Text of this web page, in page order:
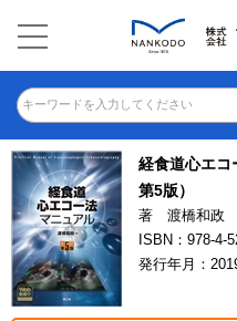
キーワードを入力してください
経食道心エ
第5版）
著 渡橋和政
ISBN：978-4-
発行年月：